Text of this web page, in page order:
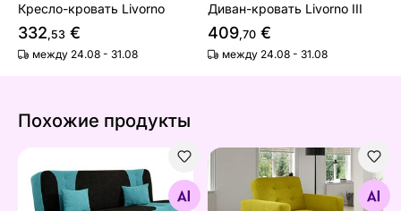
Кресло-кровать Livorno
332,53 €
между 24.08 - 31.08
Диван-кровать Livorno III
409,70 €
между 24.08 - 31.08
Похожие продукты
Диван-кровать
Найдите похожие
Кресло
Найдите похожие